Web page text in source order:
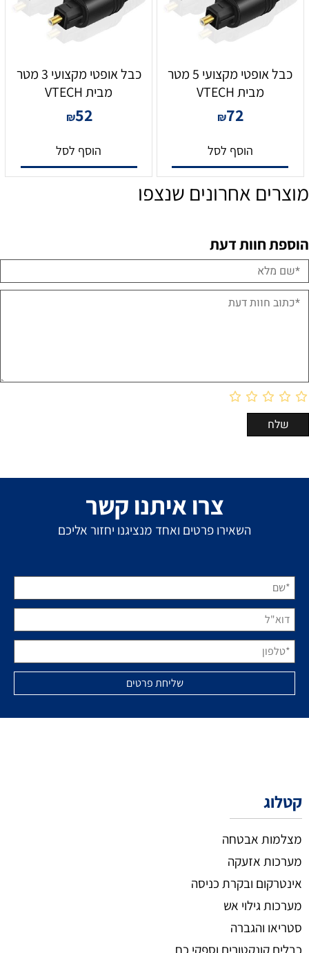
כבל אופטי מקצועי 5 מטר
מבית VTECH
₪72
הוסף לסל
כבל אופטי מקצועי 3 מטר
מבית VTECH
₪52
הוסף לסל
מוצרים אחרונים שנצפו
הוספת חוות דעת
צרו איתנו קשר
השאירו פרטים ואחד מנציגנו יחזור אליכם
קטלוג
מצלמות אבטחה
מערכות אזעקה
אינטרקום ובקרת כניסה
מערכות גילוי אש
סטריאו והגברה
כבלים קונקטורים וספקי כח